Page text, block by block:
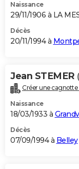
Naissance
29/11/1906 à LA
Décès
20/11/1994 à
Jean STEMER
Créer une cagnotte
Naissance
18/03/1933 à
Décès
07/09/1994 à Belley